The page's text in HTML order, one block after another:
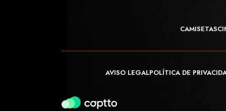
CAMISETAS
AVISO LEGALPOLÍTICA DE